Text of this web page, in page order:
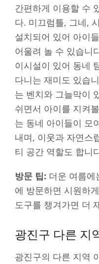
간편하게 이용할 수
다. 미끄럼틀, 그네,
설치되어 있어 아이
어울려 놀 수 있습니
이시설이 있어 동네
다니는 재미도 있습
는 벤치와 그늘막이
쉬면서 아이를 지켜
는 동네 아이들이 모
내며, 이웃과 자연스
티 공간 역할도 합니
방문 팁: 더운 여름에
에 방문하면 시원하
도구를 챙겨가면 더
광진구 다른 지
광진구의 다른 지역